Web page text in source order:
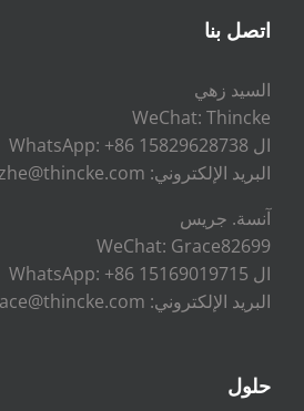
اتصل بنا
السيد زهي
WeChat: Thincke
ال WhatsApp: +86 15829628738
البريد الإلكتروني: zhe@thincke.com
آنسة. جريس
WeChat: Grace82699
ال WhatsApp: +86 15169019715
البريد الإلكتروني: grace@thincke.com
حلول